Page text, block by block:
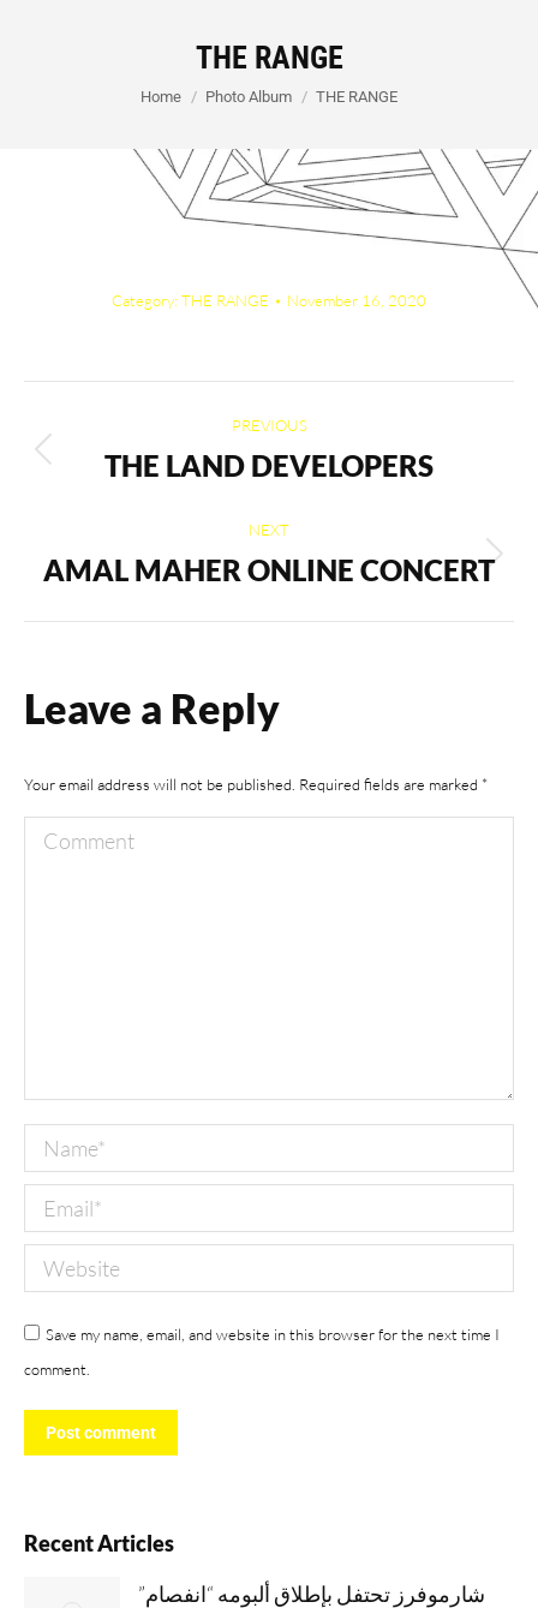
THE RANGE
You are here:
Home Photo Album THE RANGE
Category: THE RANGE November 16, 2020
navigation
PREVIOUS
Previous
THE LAND DEVELOPERS
NEXT
Next
AMAL MAHER ONLINE CONCERT
Leave a Reply
Your email address will not be published. Required fields are marked *
Comment
Name *
Email *
Website
Save my name, email, and website in this browser for the next time I
comment.
Post comment
Recent Articles
شارموفرز تحتفل بإطلاق ألبومه “انفصام”